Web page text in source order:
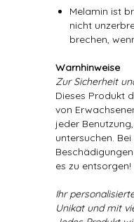
Melamin ist
nicht
brechen,
Warnhinweise
Zur Sicherheit
Dieses Produkt
von
jeder
untersuchen.
es zu entsorgen!
Ihr
Unikat und mit